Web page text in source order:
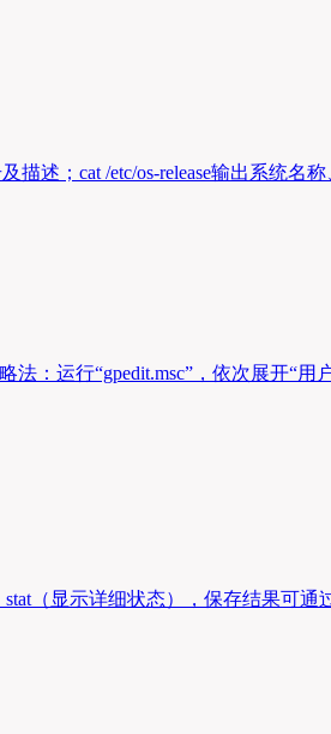
述；cat /etc/os-release输出系统名
：运行“gpedit.msc”，依次展开“
（显示详细状态），保存结果可通